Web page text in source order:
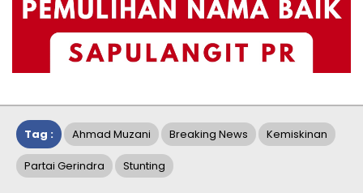
Tag : Ahmad Muzani Breaking News Kemiskinan
Partai Gerindra Stunting